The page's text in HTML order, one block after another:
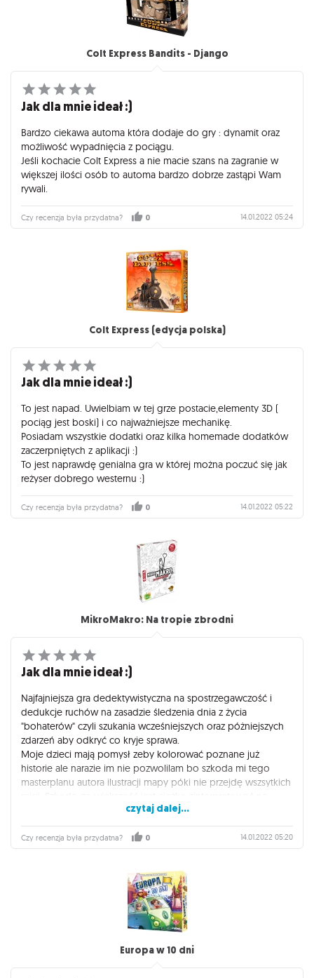
Colt Express Bandits - Django
Jak dla mnie ideał :)
Bardzo ciekawa automa która dodaje do gry : dynamit oraz
możliwość wypadnięcia z pociągu.
Jeśli kochacie Colt Express a nie macie szans na zagranie w
większej ilości osób to automa bardzo dobrze zastąpi Wam
rywali.
Czy recenzja była przydatna? 0 14.01.2022 05:24
Colt Express (edycja polska)
Jak dla mnie ideał :)
To jest napad. Uwielbiam w tej grze postacie,elementy 3D (
pociąg jest boski) i co najważniejsze mechanikę.
Posiadam wszystkie dodatki oraz kilka homemade dodatków
zaczerpniętych z aplikacji :)
To jest naprawdę genialna gra w której można poczuć się jak
reżyser dobrego westernu :)
Czy recenzja była przydatna? 0 14.01.2022 05:22
MikroMakro: Na tropie zbrodni
Jak dla mnie ideał :)
Najfajniejsza gra dedektywistyczna na spostrzegawczość i
dedukcje ruchów na zasadzie śledzenia dnia z życia
"bohaterów" czyli szukania wcześniejszych oraz póżniejszych
zdarzeń aby odkryć co kryje sprawa.
Moje dzieci mają pomysł zeby kolorować poznane już
historie ale narazie im nie pozwolilam bo szkoda mi tego
masterplanu autora ilustracji mapy póki nie przejdę wszsytkich
historię którą można opowiedzieć dzieciom zeby mogły
zagrac ze mną całość.Liczę że kiedyś wydadzą wersję Junior ;)
czytaj dalej...
Czy recenzja była przydatna? 0 14.01.2022 05:20
Europa w 10 dni